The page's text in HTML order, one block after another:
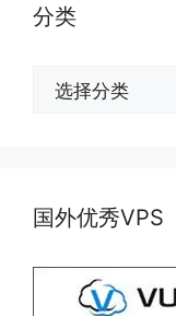
分类
国外优秀VPS